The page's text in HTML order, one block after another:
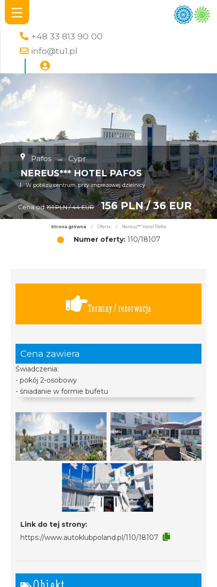
+48 33 813 90 00
info@tu1.pl
Pafos → Cypr
NEREUS*** HOTEL PAFOS
W poblizu centrum, przy imprezowej dzielnicy
Cena od 191 PLN / 44 EUR 156 PLN / 36 EUR
Strona główna / Oferta / Nereus*** Hotel Pafos
Numer oferty:110/18107
Terminy / rezerwacja
Cena zawiera
Świadczenia:
- pokój 2-osobowy
- śniadanie w formie bufetu
Link do tej strony:
https://www.autoklubpoland.pl/110/18107